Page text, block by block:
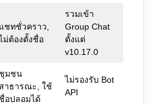
แชทชั่วคราว,
ม่ต้องตั้งชื่อ
รวมเข้า
Group Chat
ตั้งแต่
v10.17.0
ชุมชน
สาธารณะ, ใช้
ชื่อปลอมได้
ไม่รองรับ Bot
API